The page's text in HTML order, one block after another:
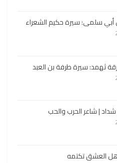
أبي سلمى: سيرة حكيم الشعراء
ثهمد: سيرة طرفة بن العبد
| شاعر الحرب والحب
العشق تكتمه